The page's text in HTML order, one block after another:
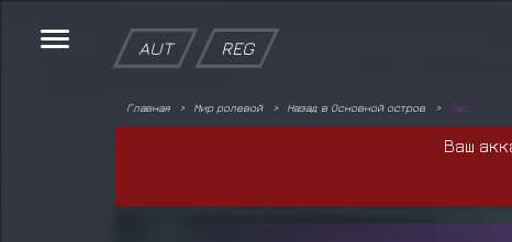
AUT REG
Главная Мир ролевой Назад в Основной остров Лес
Ваш